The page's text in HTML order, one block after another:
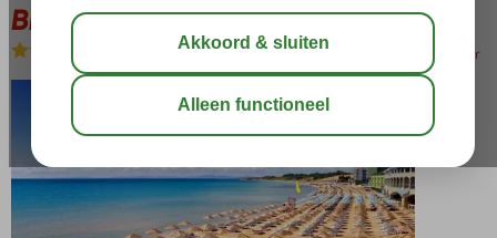
Bingo Bulgarije 3*
bewaar